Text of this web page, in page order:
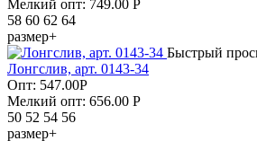
Мелкий опт: 749.00 Р
58 60 62 64
размер+
Быстрый
Лонгслив, арт. 0143-34
Опт: 547.00Р
Мелкий опт: 656.00 Р
50 52 54 56
размер+